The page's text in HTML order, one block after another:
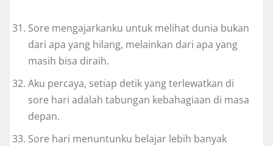
Sore mengajarkanku untuk melihat dunia bukan
dari apa yang hilang, melainkan dari apa yang
masih bisa diraih.
Aku percaya, setiap detik yang terlewatkan di
sore hari adalah tabungan kebahagiaan di masa
depan.
Sore hari menuntunku belajar lebih banyak